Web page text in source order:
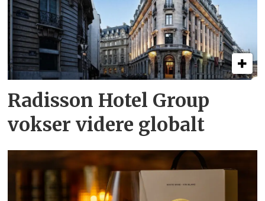
Radisson Hotel Group
vokser videre globalt